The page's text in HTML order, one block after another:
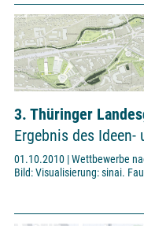
3. Thüringer
Ergebnis des
01.10.2010 | Wettbewerbe
Bild: Visualisierung: sinai.